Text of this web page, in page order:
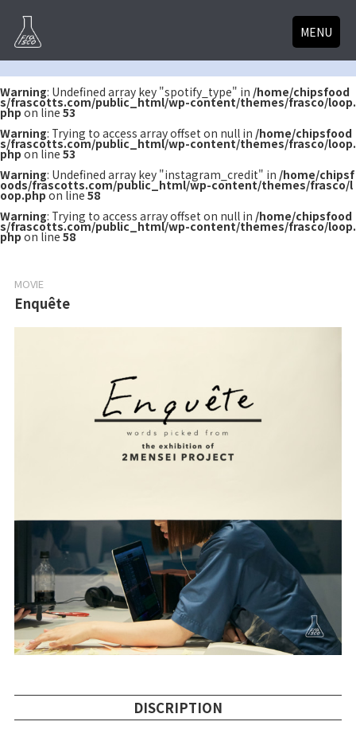
MENU
Warning: Undefined array key "spotify_type" in /home/chipsfood
s/frascotts.com/public_html/wp-content/themes/frasco/loop.
php on line 53
Warning: Trying to access array offset on null in /home/chipsfood
s/frascotts.com/public_html/wp-content/themes/frasco/loop.
php on line 53
Warning: Undefined array key "instagram_credit" in /home/chipsf
oods/frascotts.com/public_html/wp-content/themes/frasco/l
oop.php on line 58
Warning: Trying to access array offset on null in /home/chipsfood
s/frascotts.com/public_html/wp-content/themes/frasco/loop.
php on line 58
MOVIE
Enquête
DISCRIPTION